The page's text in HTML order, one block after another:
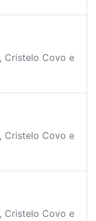
Cristelo Covo e
Cristelo Covo e
Cristelo Covo e